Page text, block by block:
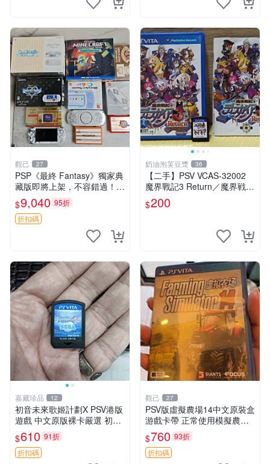
觀己 27
PSP《最終 Fantasy》獨家典
藏版即將上架，不容錯過！ 2
024 限定款 PSP遊戲機 當日
熱銷中 PSV游戲收藏嚴選
$9,040 95折
折扣碼
奶油泡芙豆漿 36
【二手】PSV VCAS-32002
魔界戰記3 Return／魔界戦記
ディスガイア3 Return／Disg
aea 3 Return
$200
嘉藏珍品 12
初音未來歌姬計劃X PSV港版
遊戲 中文原版裸卡嚴選 初音
未來 畫集 游戲 限量版
$610 91折
折扣碼
觀己 27
PSV版虛擬農場14中文原裝盒
游戲卡帶 正常使用模擬農場
訂購請私訊 虛擬農場14 PSV
中文 模擬農場
$760 93折
折扣碼